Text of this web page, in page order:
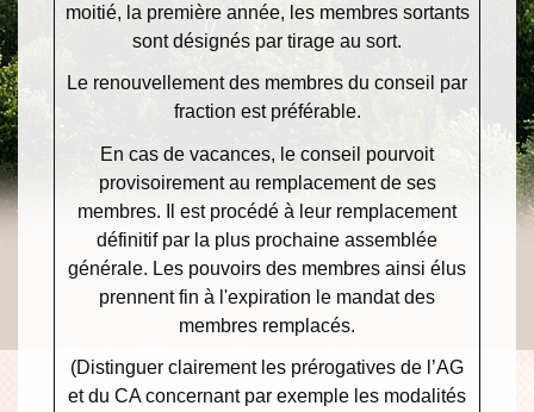
moitié, la première année, les membres sortants
sont désignés par tirage au sort.
Le renouvellement des membres du conseil par
fraction est préférable.
En cas de vacances, le conseil pourvoit
provisoirement au remplacement de ses
membres. Il est procédé à leur remplacement
définitif par la plus prochaine assemblée
générale. Les pouvoirs des membres ainsi élus
prennent fin à l'expiration le mandat des
membres remplacés.
(Distinguer clairement les prérogatives de l’AG
et du CA concernant par exemple les modalités